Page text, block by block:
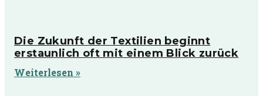
Die Zukunft der Textilien beginnt
erstaunlich oft mit einem Blick zurück
Weiterlesen »